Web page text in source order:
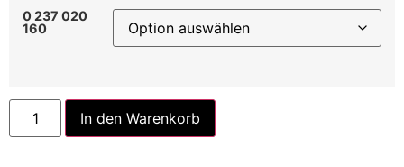
0 237 020
160
In den Warenkorb